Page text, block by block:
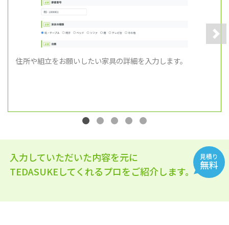
住所や組立をお願いしたい家具の詳細を入力します。
入力していただいた内容を元に
TEDASUKEしてくれるプロをご紹介します。
見積り
無料